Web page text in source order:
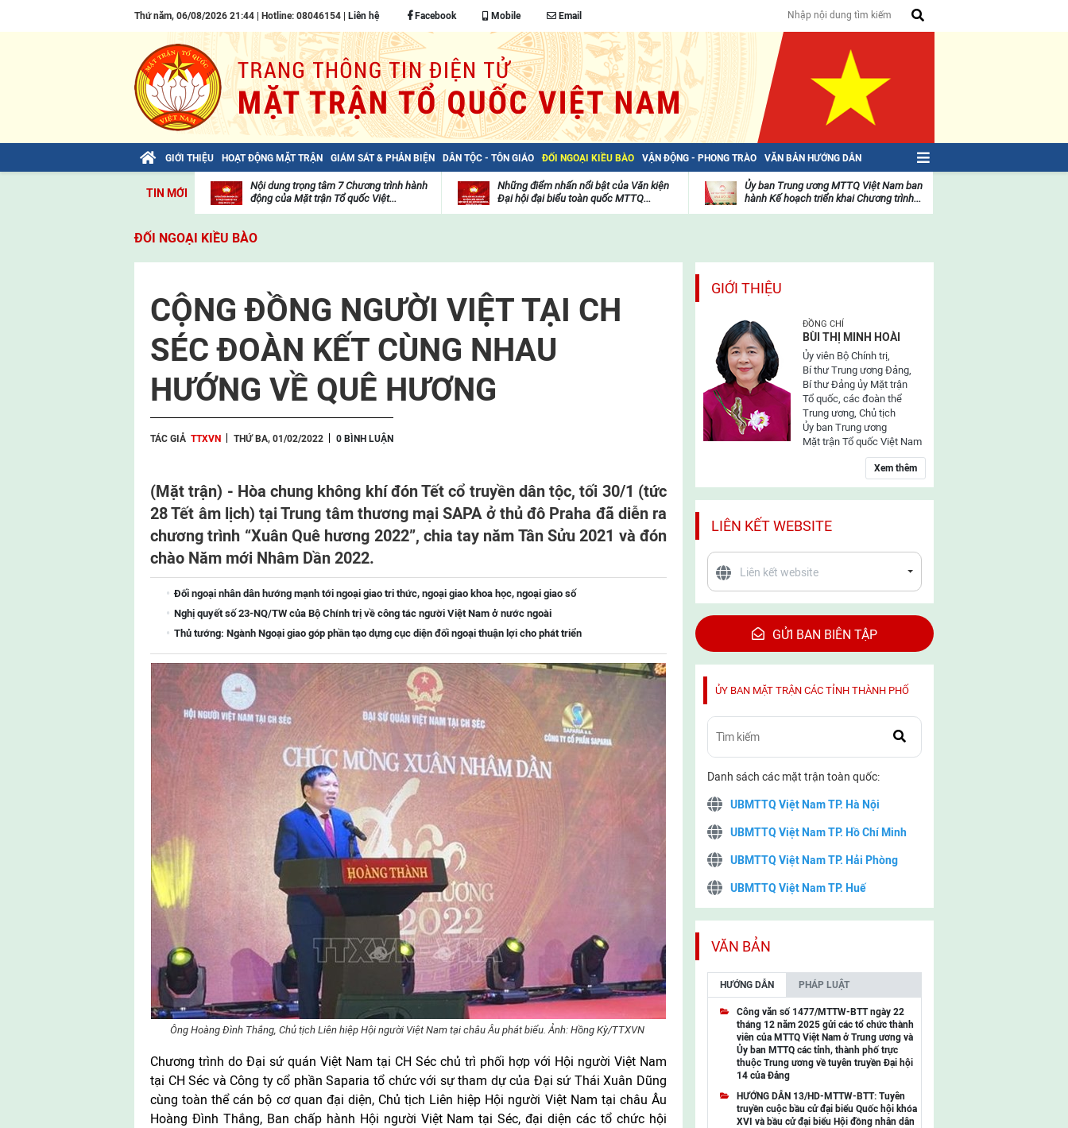
Thứ năm, 06/08/2026 21:44 | Hotline: 08046154 | Liên hệ Facebook Mobile Email
GIỚI THIỆU HOẠT ĐỘNG MẶT TRẬN GIÁM SÁT & PHẢN BIỆN DÂN TỘC - TÔN GIÁO ĐỐI NGOẠI KIỀU BÀO VẬN ĐỘNG - PHONG TRÀO VĂN BẢN HƯỚNG DẪN
TIN MỚI
Bài viết của Tổng Bí thư Tô Lâm: TIẾN
viện
Nội dung trọng tâm 7 Chương trình hành
động của Mặt trận Tổ quốc Việt...
Những điểm nhấn nổi bật của Văn kiện
Đại hội đại biểu toàn quốc MTTQ...
mặt
trận
Ủy ban Trung ương MTTQ Việt Nam ban
hành Kế hoạch triển khai Chương trình...
ĐỐI NGOẠI KIỀU BÀO
CỘNG ĐỒNG NGƯỜI VIỆT TẠI CH
SÉC ĐOÀN KẾT CÙNG NHAU
HƯỚNG VỀ QUÊ HƯƠNG
TÁC GIẢ TTXVN THỨ BA, 01/02/2022 0 BÌNH LUẬN
(Mặt trận) - Hòa chung không khí đón Tết cổ truyền dân tộc, tối 30/1 (tức
28 Tết âm lịch) tại Trung tâm thương mại SAPA ở thủ đô Praha đã diễn ra
chương trình “Xuân Quê hương 2022”, chia tay năm Tân Sửu 2021 và đón
chào Năm mới Nhâm Dần 2022.
Đối ngoại nhân dân hướng mạnh tới ngoại giao tri thức, ngoại giao khoa học, ngoại giao số
Nghị quyết số 23-NQ/TW của Bộ Chính trị về công tác người Việt Nam ở nước ngoài
Thủ tướng: Ngành Ngoại giao góp phần tạo dựng cục diện đối ngoại thuận lợi cho phát triển
Ông Hoàng Đình Thắng, Chủ tịch Liên hiệp Hội người Việt Nam tại châu Âu phát biểu. Ảnh: Hồng Kỳ/TTXVN
Chương trình do Đại sứ quán Việt Nam tại CH Séc chủ trì phối hợp với Hội người Việt Nam
tại CH Séc và Công ty cổ phần Saparia tổ chức với sự tham dự của Đại sứ Thái Xuân Dũng
cùng toàn thể cán bộ cơ quan đại diện, Chủ tịch Liên hiệp Hội người Việt Nam tại châu Âu
Hoàng Đình Thắng, Ban chấp hành Hội người Việt Nam tại Séc, đại diện các tổ chức hội
GIỚI THIỆU
ĐỒNG CHÍ
BÙI THỊ MINH HOÀI
Ủy viên Bộ Chính trị,
Bí thư Trung ương Đảng,
Bí thư Đảng ủy Mặt trận
Tổ quốc, các đoàn thể
Trung ương, Chủ tịch
Ủy ban Trung ương
Mặt trận Tổ quốc Việt Nam
Xem thêm
LIÊN KẾT WEBSITE
GỬI BAN BIÊN TẬP
ỦY BAN MẶT TRẬN CÁC TỈNH THÀNH PHỐ
Danh sách các mặt trận toàn quốc:
UBMTTQ Việt Nam TP. Hà Nội
UBMTTQ Việt Nam TP. Hồ Chí Minh
UBMTTQ Việt Nam TP. Hải Phòng
UBMTTQ Việt Nam TP. Huế
UBMTTQ Việt Nam TP. Cần Thơ
UBMTTQ Việt Nam tỉnh Quảng Ninh
UBMTTQ Việt Nam tỉnh Cao Bằng
UBMTTQ Việt Nam tỉnh Lạng Sơn
UBMTTQ Việt Nam tỉnh Lai Châu
UBMTTQ Việt Nam tỉnh Điện Biên
UBMTTQ Việt Nam tỉnh Sơn La
VĂN BẢN
HƯỚNG DẪN PHÁP LUẬT
Công văn số 1477/MTTW-BTT ngày 22
tháng 12 năm 2025 gửi các tổ chức thành
viên của MTTQ Việt Nam ở Trung ương và
Ủy ban MTTQ các tỉnh, thành phố trực
thuộc Trung ương về tuyên truyền Đại hội
14 của Đảng
HƯỚNG DẪN 13/HD-MTTW-BTT: Tuyên
truyền cuộc bầu cử đại biểu Quốc hội khóa
XVI và bầu cử đại biểu Hội đồng nhân dân